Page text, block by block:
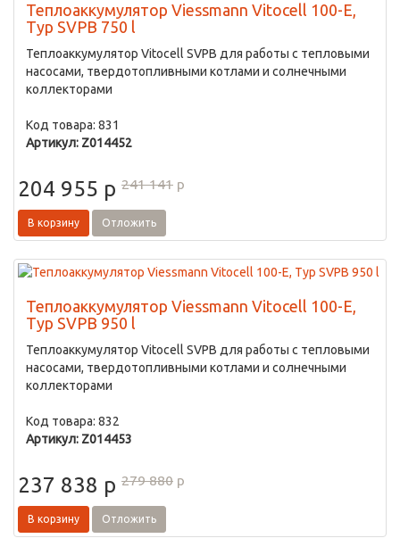
Теплоаккумулятор Viessmann Vitocell 100-E,
Typ SVPB 750 l
Теплоаккумулятор Vitocell SVPB для работы с тепловыми
насосами, твердотопливными котлами и солнечными
коллекторами
Код товара: 831
Артикул: Z014452
204 955 p 241 141 p
В корзину Отложить
Теплоаккумулятор Viessmann Vitocell 100-E,
Typ SVPB 950 l
Теплоаккумулятор Vitocell SVPB для работы с тепловыми
насосами, твердотопливными котлами и солнечными
коллекторами
Код товара: 832
Артикул: Z014453
237 838 p 279 880 p
В корзину Отложить